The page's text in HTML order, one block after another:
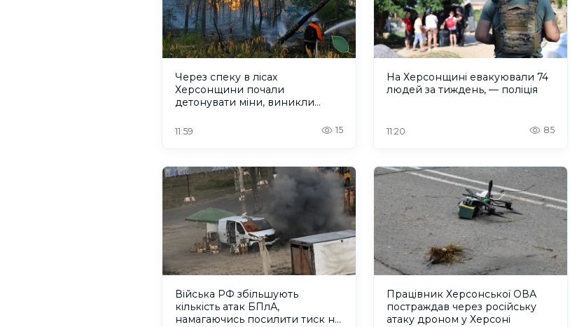
Через спеку в лісах
Херсонщини почали
детонувати міни, виникли
11:59 15
На Херсонщині евакуювали 74
людей за тиждень, — поліція
11:20 85
Війська РФ збільшують
кількість атак БПлА,
намагаючись посилити тиск на
Працівник Херсонської ОВА
постраждав через російську
атаку дроном у Херсоні